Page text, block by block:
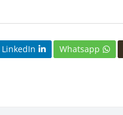
Whatsapp
LinkedIn